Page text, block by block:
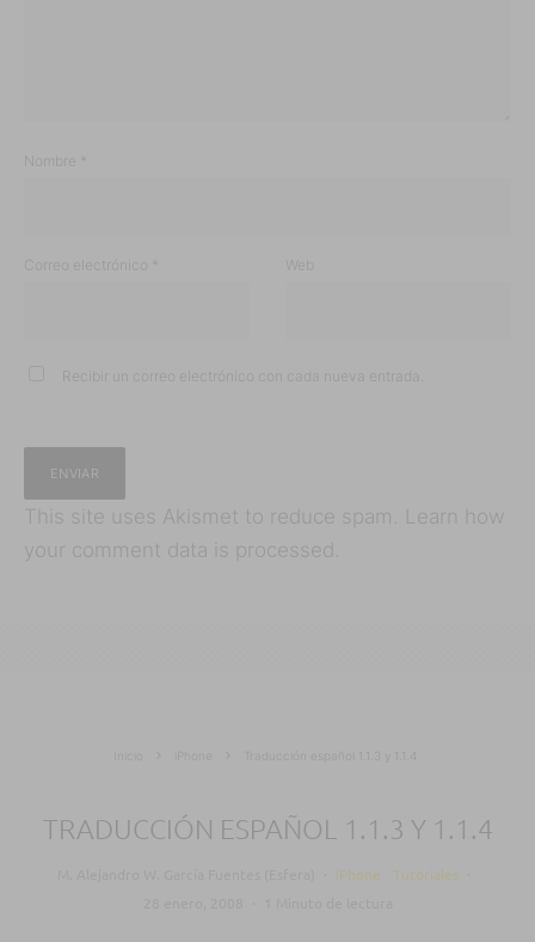
Nombre
Correo electrónico Web
Recibir un correo electrónico con cada nueva entrada.
This site uses Akismet to reduce spam.
Learn how
your comment data is processed.
Traducción español 1.1.3 y 1.1.4
TRADUCCIÓN ESPAÑOL 1.1.3 Y 1.1.4
iPhone Tutoriales